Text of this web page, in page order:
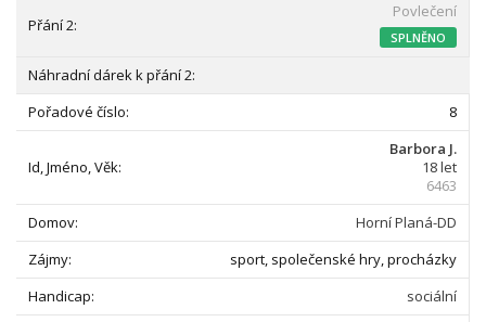
Povlečení
SPLNĚNO
8
Barbora J.
18 let
6463
Horní Planá-DD
sport, společenské hry, procházky
sociální